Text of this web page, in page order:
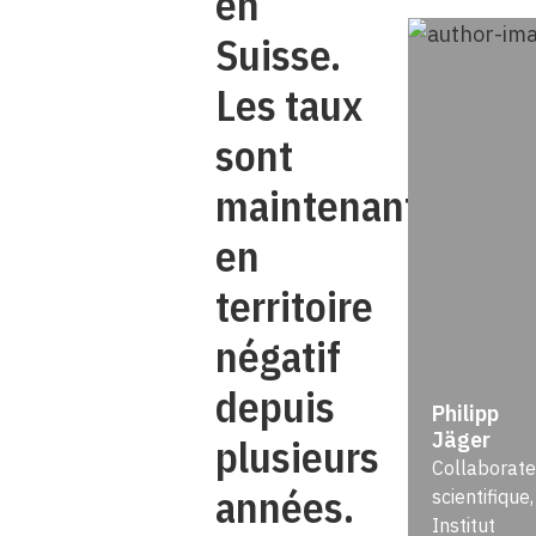
Suisse.
Les taux
sont
maintenant
en
territoire
négatif
depuis
plusieurs
années.
Philipp
Jäger
scientifique,
Institut